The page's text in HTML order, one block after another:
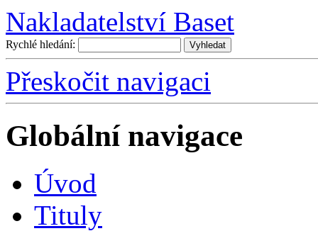
Nakladatelství Baset
Rychlé hledání:
Přeskočit navigaci
Globální navigace
Úvod
Tituly